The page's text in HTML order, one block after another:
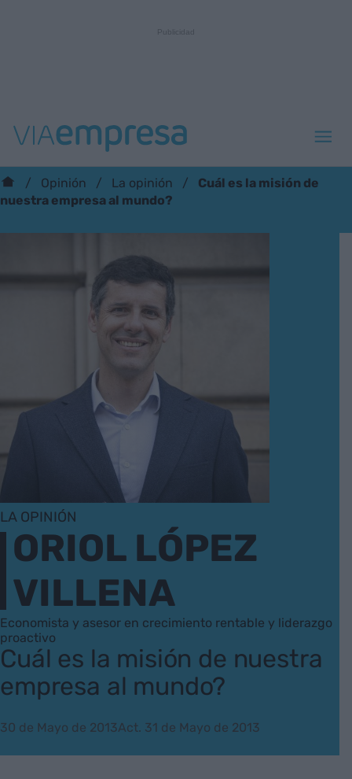
Opinión La opinión
Cuál es la misión de
nuestra empresa al mundo?
LA OPINIÓN
ORIOL LÓPEZ
VILLENA
Economista y asesor en crecimiento rentable y liderazgo
proactivo
Cuál es la misión de nuestra
empresa al mundo?
30 de Mayo de 2013Act. 31 de Mayo de 2013